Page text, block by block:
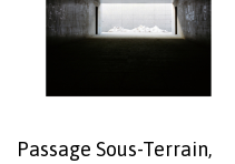
Passage Sous-Terrain,